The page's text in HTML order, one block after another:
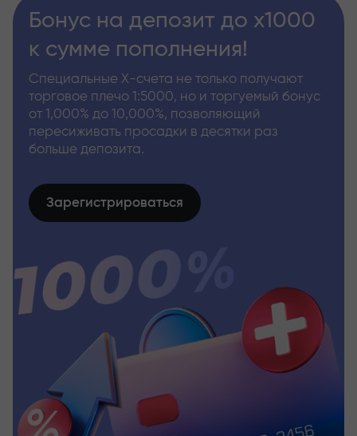
Бонус на депозит до х1000
к сумме пополнения!
Специальные Х-счета не только получают
торговое плечо 1:5000, но и торгуемый бонус
от 1,000% до 10,000%, позволяющий
пересиживать просадки в десятки раз
больше депозита.
Зарегистрироваться